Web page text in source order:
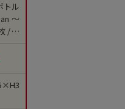
トル
～
/箱
）